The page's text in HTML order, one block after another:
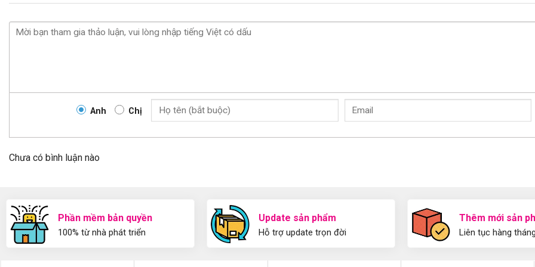
Anh Chị
Chưa có bình luận nào
Phần mềm bản quyền
100% từ nhà phát triển
Update sản phẩm
Hỗ trợ update trọn đời
Thêm mới sản
Liên tục hàng